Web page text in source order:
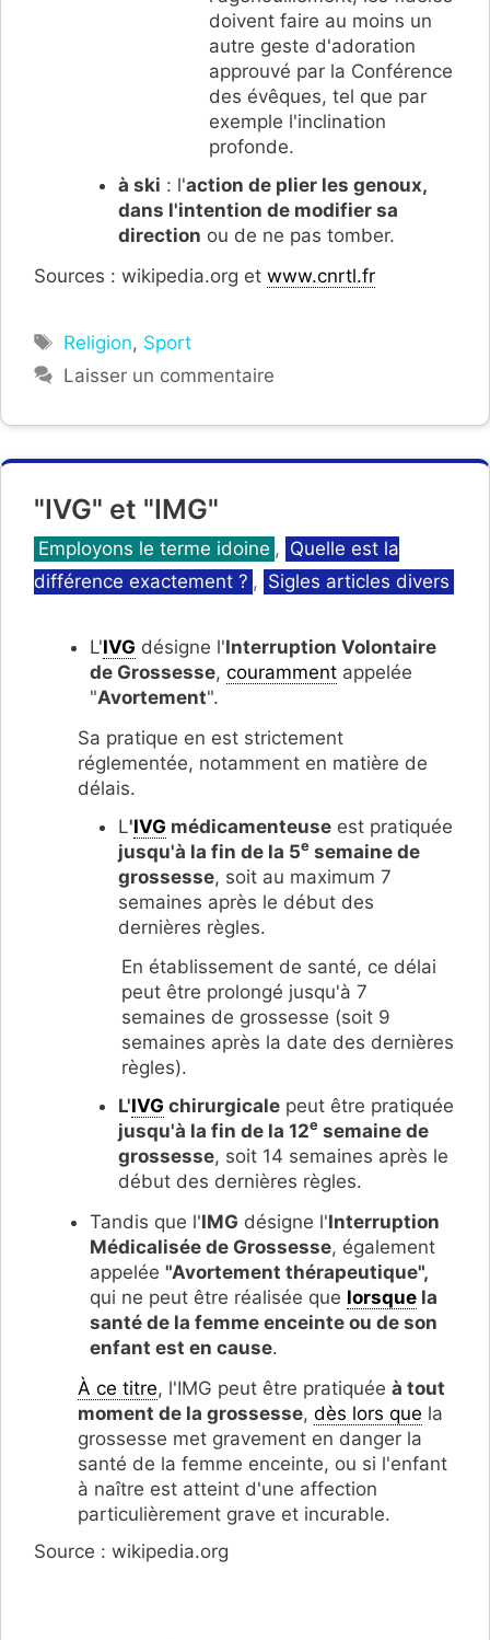
doivent faire au moins un
autre geste d'adoration
approuvé par la Conférence
des évêques, tel que par
exemple l'inclination
profonde.
à ski : l'action de plier les genoux,
dans l'intention de modifier sa
direction ou de ne pas tomber.
Sources : wikipedia.org et www.cnrtl.fr
Étiquettes
Religion, Sport
Laisser un commentaire
"IVG" et "IMG"
Catégories
Employons le terme idoine , Quelle est la
différence exactement ? , Sigles articles divers
L'IVG désigne l'Interruption Volontaire
de Grossesse, couramment appelée
"Avortement".
Sa pratique en est strictement
réglementée, notamment en matière de
délais.
L'IVG médicamenteuseest pratiquée
jusqu'à la fin de la 5e semaine de
grossesse, soit au maximum 7
semaines après le début des
dernières règles.
En établissement de santé, ce délai
peut être prolongé jusqu'à 7
semaines de grossesse (soit 9
semaines après la date des dernières
règles).
L'IVG chirurgicalepeut être pratiquée
jusqu'à la fin de la 12e semaine de
grossesse, soit 14 semaines après le
début des dernières règles.
Tandis que l'IMG désigne l'Interruption
Médicalisée de Grossesse, également
appelée "Avortement thérapeutique",
qui ne peut être réalisée que lorsque la
santé de la femme enceinte ou de son
enfant est en cause.
À ce titre, l'IMG peut être pratiquée à tout
moment de la grossesse, dès lors que la
grossesse met gravement en danger la
santé de la femme enceinte, ou si l'enfant
à naître est atteint d'une affection
particulièrement grave et incurable.
Source : wikipedia.org